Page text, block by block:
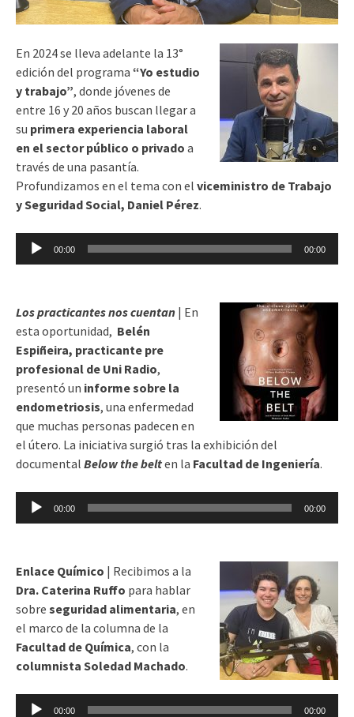
En 2024 se lleva adelante la 13°
edición del programa “Yo estudio
y trabajo”, donde jóvenes de
entre 16 y 20 años buscan llegar a
su primera experiencia laboral
en el sector público o privado a
través de una pasantía.
Profundizamos en el tema con el viceministro de Trabajo
y Seguridad Social, Daniel Pérez.
Reproductor
00:00 00:00
Los practicantes nos cuentan | En
esta oportunidad, Belén
Espiñeira, practicante pre
profesional de Uni Radio,
presentó un informe sobre la
endometriosis, una enfermedad
que muchas personas padecen en
el útero. La iniciativa surgió tras la exhibición del
documental Below the belten la Facultad de Ingeniería.
Reproductor
00:00 00:00
Enlace Químico | Recibimos a la
Dra. Caterina Ruffo para hablar
sobre seguridad alimentaria, en
el marco de la columna de la
Facultad de Química, con la
columnista Soledad Machado.
Reproductor
00:00 00:00